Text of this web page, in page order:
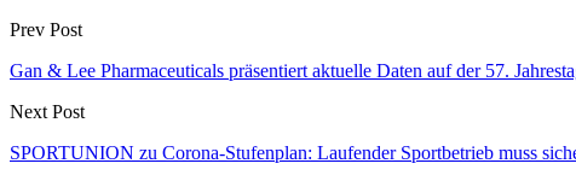
Prev Post
Gan & Lee Pharmaceuticals präsentiert aktuelle Daten auf der 57.
Next Post
SPORTUNION zu Corona-Stufenplan: Laufender Sportbetrieb muss